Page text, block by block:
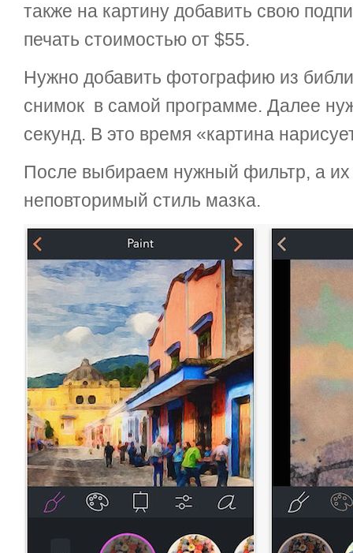
также на картину добавить свою
печать стоимостью от $55.
Нужно добавить фотографию из
снимок в самой программе. Далее
секунд. В это время «картина
После выбираем нужный фильтр, а их
неповторимый стиль мазка.